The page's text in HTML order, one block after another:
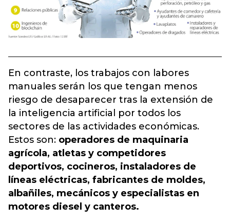
En contraste, los trabajos con labores
manuales serán los que tengan menos
riesgo de desaparecer tras la extensión de
la inteligencia artificial por todos los
sectores de las actividades económicas.
Estos son: operadores de maquinaria
agrícola, atletas y competidores
deportivos, cocineros, instaladores de
líneas eléctricas, fabricantes de moldes,
albañiles, mecánicos y especialistas en
motores diesel y canteros.